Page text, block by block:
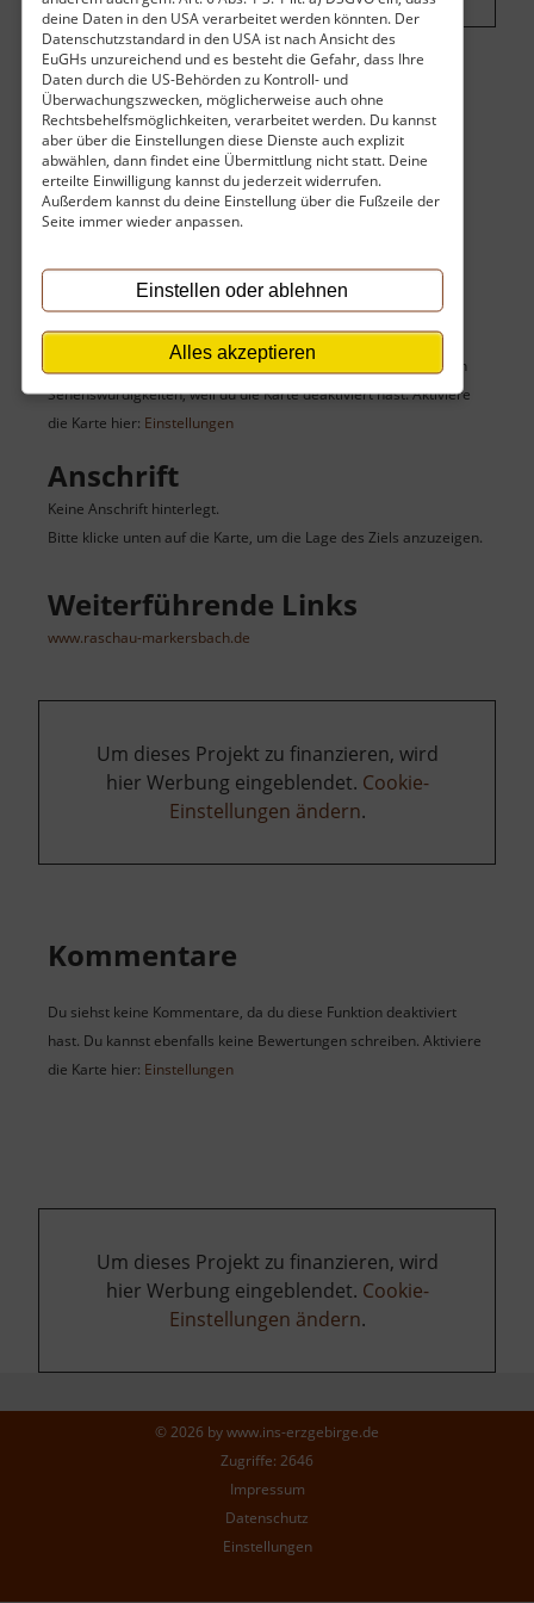
deine Daten in den USA verarbeitet werden könnten. Der
Datenschutzstandard in den USA ist nach Ansicht des
EuGHs unzureichend und es besteht die Gefahr, dass Ihre
Daten durch die US-Behörden zu Kontroll- und
Überwachungszwecken, möglicherweise auch ohne
Rechtsbehelfsmöglichkeiten, verarbeitet werden. Du kannst
aber über die Einstellungen diese Dienste auch explizit
abwählen, dann findet eine Übermittlung nicht statt. Deine
erteilte Einwilligung kannst du jederzeit widerrufen.
Außerdem kannst du deine Einstellung über die Fußzeile der
Seite immer wieder anpassen.
Einstellen oder ablehnen
Alles akzeptieren
Eintritt
Der Eintritt ist kostenlos.
Keine Angaben vorhanden.
Karte
Du siehst hier keine Karte des Zieles sowie seiner umgebenden
Sehenswürdigkeiten, weil du die Karte deaktiviert hast. Aktiviere
die Karte hier: Einstellungen
Anschrift
Keine Anschrift hinterlegt.
Bitte klicke unten auf die Karte, um die Lage des Ziels anzuzeigen.
Weiterführende Links
www.raschau-markersbach.de
Um dieses Projekt zu finanzieren, wird
hier Werbung eingeblendet. Cookie-
Einstellungen ändern.
Kommentare
Du siehst keine Kommentare, da du diese Funktion deaktiviert
hast. Du kannst ebenfalls keine Bewertungen schreiben. Aktiviere
die Karte hier: Einstellungen
Um dieses Projekt zu finanzieren, wird
hier Werbung eingeblendet. Cookie-
Einstellungen ändern.
© 2026 bywww.ins-erzgebirge.de
Zugriffe: 2646
Impressum
Datenschutz
Einstellungen